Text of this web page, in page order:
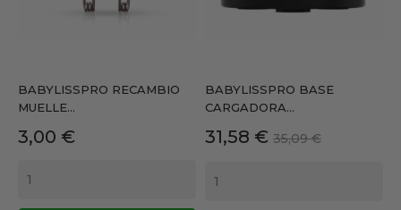
BABYLISSPRO RECAMBIO
MUELLE...
Precio
3,00 €
BABYLISSPRO BASE
CARGADORA...
Precio
31,58 € Precio
35,09 €